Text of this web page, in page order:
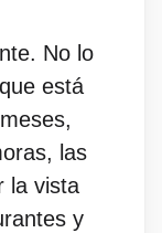
No lo
está
las
la vista
y